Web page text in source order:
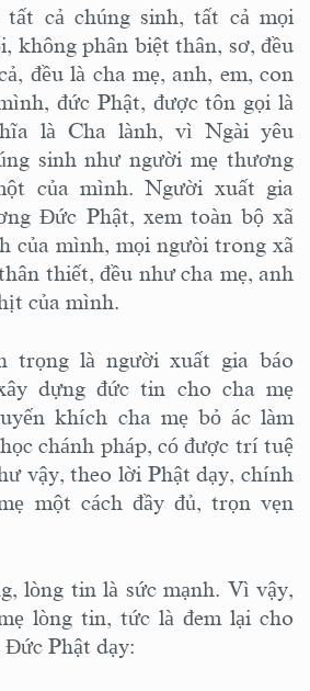
tất cả chúng sinh, tất cả mọi
không phân biệt thân, sơ, đều
đều là cha mẹ, anh, em, con
đức Phật, được tôn gọi là
là Cha lành, vì Ngài yêu
sinh như người mẹ thương
của mình. Người xuất gia
Đức Phật, xem toàn bộ xã
của mình, mọi ngưòi trong xã
thiết, đều như cha mẹ, anh
của mình.
trọng là người xuất gia báo
dựng đức tin cho cha mẹ
khích cha mẹ bỏ ác làm
chánh pháp, có được trí tuệ
vậy, theo lời Phật dạy, chính
một cách đầy đủ, trọn vẹn
lòng tin là sức mạnh. Vì vậy,
lòng tin, tức là đem lại cho
Đức Phật dạy: